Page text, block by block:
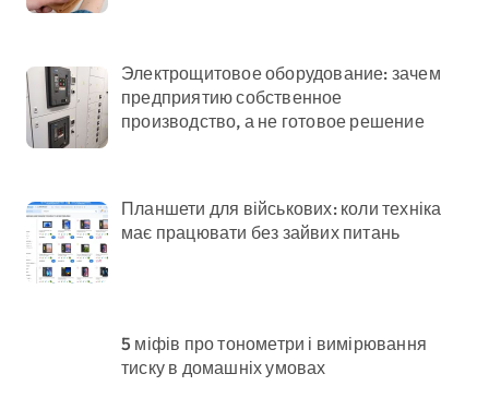
Электрощитовое оборудование: зачем
предприятию собственное
производство, а не готовое решение
Планшети для військових: коли техніка
має працювати без зайвих питань
5 міфів про тонометри і вимірювання
тиску в домашніх умовах